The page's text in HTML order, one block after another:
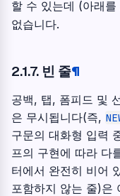
할 수 있는데 (아래
없습니다.
2.1.7. 빈 줄¶
공백, 탭, 폼피드 및
은 무시됩니다(즉,
구문의 대화형 입력
프의 구현에 따라 다
터에서 완전히 비어
포함하지 않는 줄)은